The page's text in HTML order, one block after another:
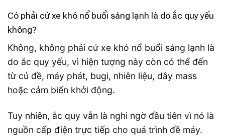
Có phải cứ xe khó nổ buổi sáng lạnh là do ắc quy yếu
không?
Không, không phải cứ xe khó nổ buổi sáng lạnh là
do ắc quy yếu, vì hiện tượng này còn có thể đến
từ củ đề, máy phát, bugi, nhiên liệu, dây mass
hoặc cảm biến khởi động.
Tuy nhiên, ắc quy vẫn là nghi ngờ đầu tiên vì nó là
nguồn cấp điện trực tiếp cho quá trình đề máy.